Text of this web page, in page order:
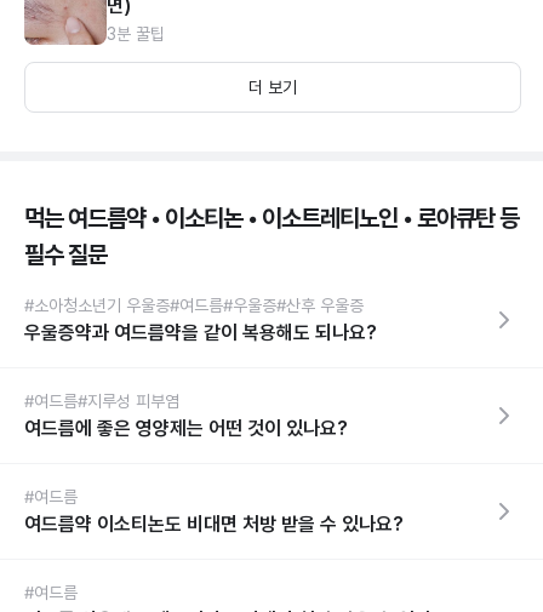
면)
3분 꿀팁
더 보기
먹는 여드름약 • 이소티논 • 이소트레티노인 • 로아큐탄 등
필수 질문
#소아청소년기 우울증#여드름#우울증#산후 우울증
우울증약과 여드름약을 같이 복용해도 되나요?
#여드름#지루성 피부염
여드름에 좋은 영양제는 어떤 것이 있나요?
#여드름
여드름약 이소티논도 비대면 처방 받을 수 있나요?
#여드름